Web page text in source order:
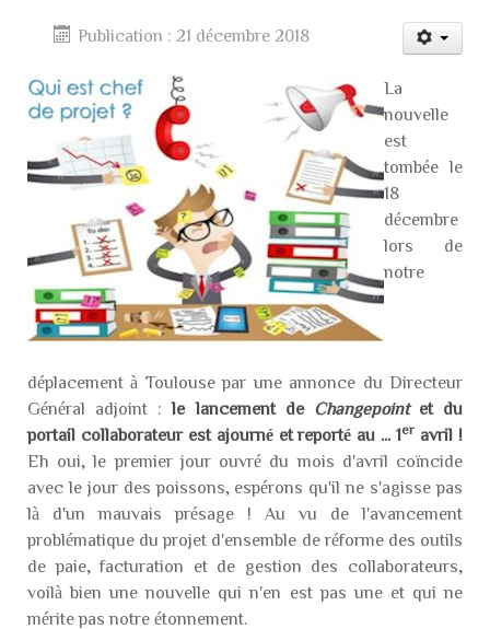
Publication : 21 décembre 2018
La
nouvelle
est
tombée le
18
décembre
lors de
notre
déplacement à Toulouse par une annonce du Directeur
Général adjoint :le lancement de Changepointet du
portail collaborateur est ajourné et reporté au ... 1er avril !
Eh oui, le premier jour ouvré du mois d'avril coïncide
avec le jour des poissons, espérons qu'il ne s'agisse pas
là d'un mauvais présage ! Au vu de l'avancement
problématique du projet d'ensemble de réforme des outils
de paie, facturation et de gestion des collaborateurs,
voilà bien une nouvelle qui n'en est pas une et qui ne
mérite pas notre étonnement.